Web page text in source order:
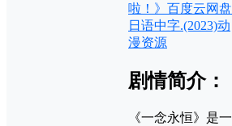
啦！》百度云网盘
日语中字.(2023)动
漫资源
剧情简介：
《一念永恒》是一